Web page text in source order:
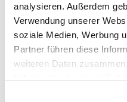
analysieren. Außerdem
Verwendung unserer
soziale Medien, Werbung
Partner führen diese
weiteren Daten